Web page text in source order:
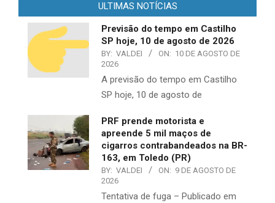
ULTIMAS NOTÍCIAS
Previsão do tempo em Castilho
SP hoje, 10 de agosto de 2026
BY: VALDEI ON: 10 DE AGOSTO DE
2026
A previsão do tempo em Castilho
SP hoje, 10 de agosto de
PRF prende motorista e
apreende 5 mil maços de
cigarros contrabandeados na BR-
163, em Toledo (PR)
BY: VALDEI ON: 9 DE AGOSTO DE
2026
Tentativa de fuga – Publicado em